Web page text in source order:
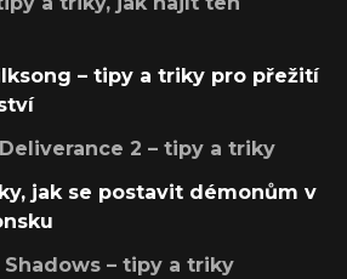
– tipy a triky pro přežití
2 – tipy a triky
jak se postavit démonům v
Shadows – tipy a triky